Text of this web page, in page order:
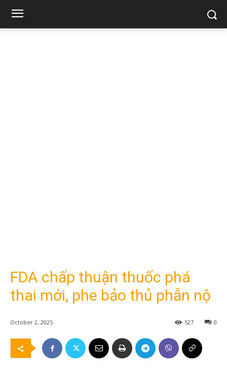
FDA chấp thuận thuốc phá
thai mới, phe bảo thủ phẫn nộ
October 2, 2025 0
527